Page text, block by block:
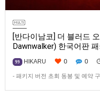
[반다이남코] 더 블러드
Dawnwalker) 한국어판
99 HIKARU 0 0
- 패키지 버전 초회 동봉 및 예약